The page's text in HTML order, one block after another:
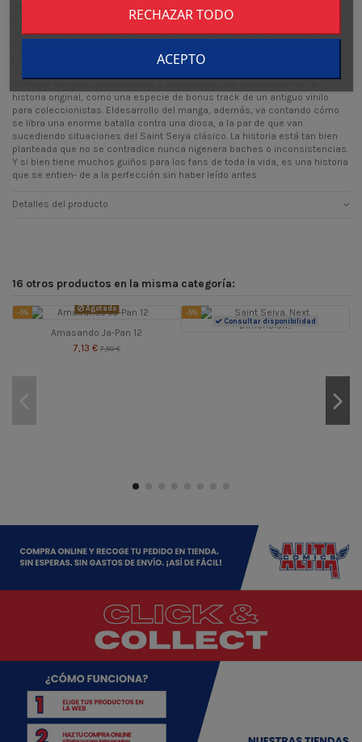
interesados en el bienestar de la joven millonaria. Adiferencia del resto de
spin-off del manga (Episode G y The Lost Canvas) que se sitúan en otras
historia ocurre a la par que el manga original, sacando a la luz historias y
historia original, como una especie de bonus track de un antiguo vinilo
para coleccionistas. Eldesarrollo del manga, además, va contando cómo
se libra una enorme batalla contra una diosa, a la par de que van
sucediendo situaciones del Saint Seiya clásico. La historia está tan bien
planteada que no se contradice nunca nigenera baches o inconsistencias.
Y si bien tiene muchos guiños para los fans de toda la vida, es una historia
que se entien- de a la perfección sin haber leído antes
Detalles del producto
16 otros productos en la misma categoría:
-5% Agotado
Amasando Ja-Pan 12
7,13 €7,50 €
-5%
Consultar disponibilidad
RECHAZAR TODO
ACEPTO